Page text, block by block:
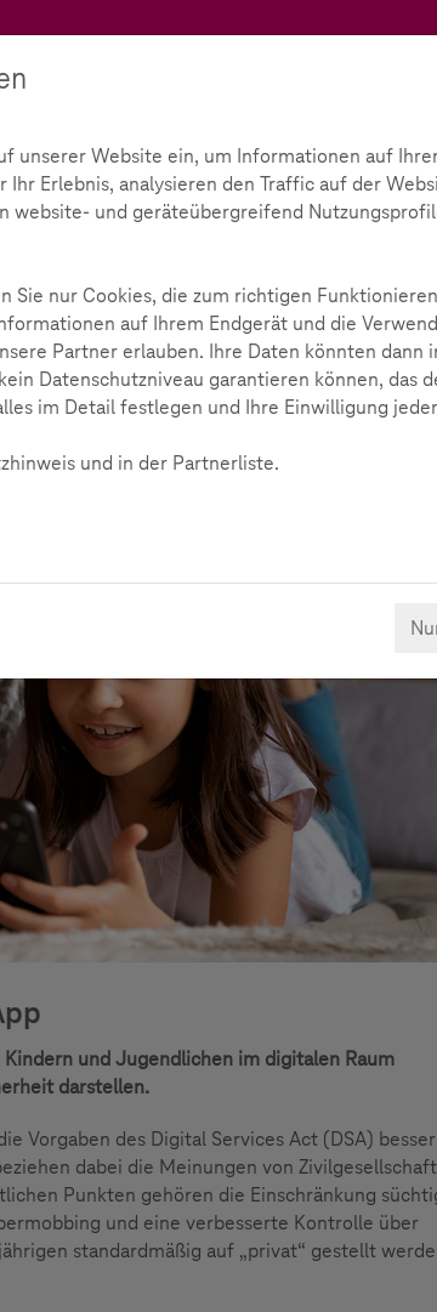
und Jugendlichen im digitalen Raum
darstellen.
Vorgaben des Digital Services Act (DSA) besser
dabei die Meinungen von Zivilgesellschaft
Punkten gehören die Einschränkung
und eine verbesserte Kontrolle über
standardmäßig auf „privat“ gestellt
unserer Website ein, um Informationen auf
Erlebnis, analysieren den Traffic auf der
website- und geräteübergreifend
Sie nur Cookies, die zum richtigen
auf Ihrem Endgerät und die
Partner erlauben. Ihre Daten könnten dann
Datenschutzniveau garantieren können, das
im Detail festlegen und Ihre Einwilligung
und in der Partnerliste.